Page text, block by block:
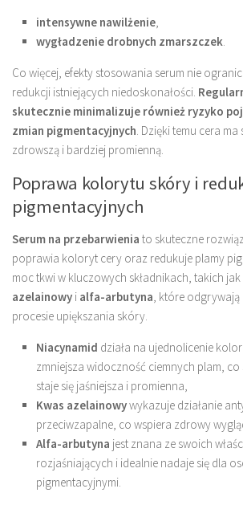
intensywne nawilżenie,
wygładzenie drobnych zmarszczek.
Co więcej, efekty stosowania serum nie
redukcji istniejących niedoskonałości.
skutecznie minimalizuje również ryzyko
zmian pigmentacyjnych. Dzięki temu cera
zdrowszą i bardziej promienną.
Poprawa kolorytu skóry i
pigmentacyjnych
Serum na przebarwienia to skuteczne
poprawia koloryt cery oraz redukuje plamy
moc tkwi w kluczowych składnikach, takich jak
azelainowy i alfa-arbutyna, które odgrywają
procesie upiększania skóry.
Niacynamid działa na ujednolicenie
zmniejsza widoczność ciemnych plam, co
staje się jaśniejsza i promienna,
Kwas azelainowywykazuje działanie
przeciwzapalne, co wspiera zdrowy
Alfa-arbutyna jest znana ze swoich
rozjaśniających i idealnie nadaje się dla
pigmentacyjnymi.